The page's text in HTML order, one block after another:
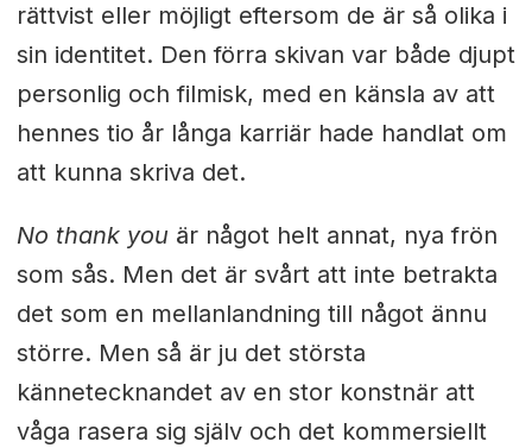
rättvist eller möjligt eftersom de är så olika i
sin identitet. Den förra skivan var både djupt
personlig och filmisk, med en känsla av att
hennes tio år långa karriär hade handlat om
att kunna skriva det.
No thank you är något helt annat, nya frön
som sås. Men det är svårt att inte betrakta
det som en mellanlandning till något ännu
större. Men så är ju det största
kännetecknandet av en stor konstnär att
våga rasera sig själv och det kommersiellt